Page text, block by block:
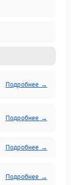
Подробнее →
Подробнее →
Подробнее →
Подробнее →